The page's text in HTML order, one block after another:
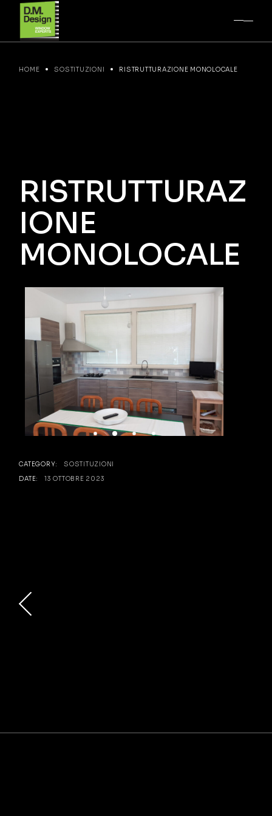
HOME SOSTITUZIONI RISTRUTTURAZIONE MONOLOCALE
RISTRUTTURAZ
IONE
MONOLOCALE
CATEGORY:
SOSTITUZIONI
DATE:
13 OTTOBRE 2023